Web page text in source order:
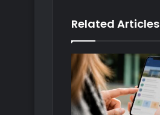
Related Articles